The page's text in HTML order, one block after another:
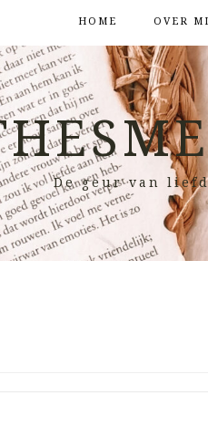
HOME OVER
De geur van